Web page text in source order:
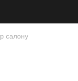
салону